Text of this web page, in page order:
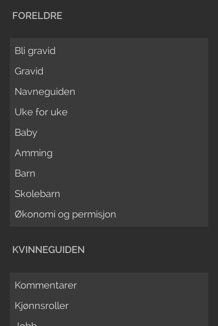
FORELDRE
Bli gravid
Gravid
Navneguiden
Uke for uke
Baby
Amming
Barn
Skolebarn
Økonomi og permisjon
KVINNEGUIDEN
Kommentarer
Kjønnsroller